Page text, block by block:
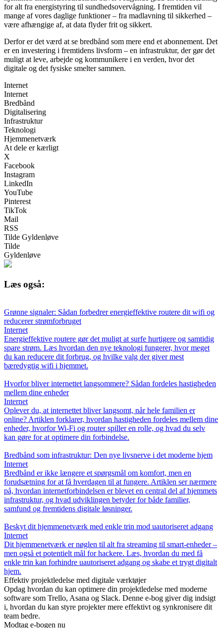
for alt fra energistyring til sundhedsovervågning. I fremtiden vil
mange af vores daglige funktioner – fra madlavning til sikkerhed –
være afhængige af, at data flyder frit og sikkert.
Derfor er det værd at se bredbånd som mere end et abonnement. Det
er en investering i fremtidens livsform – en infrastruktur, der gør det
muligt at leve, arbejde og kommunikere i en verden, hvor det
digitale og det fysiske smelter sammen.
Internet
Internet
Bredbånd
Digitalisering
Infrastruktur
Teknologi
Hjemmenetværk
At dele er kærligt
X
Facebook
Instagram
LinkedIn
YouTube
Pinterest
TikTok
Mail
RSS
Tilde Gyldenløve
Tilde
Gyldenløve
Læs også:
Grønne signaler: Sådan forbedrer energieffektive routere dit wifi og
reducerer strømforbruget
Internet
Energieffektive routere gør det muligt at surfe hurtigere og samtidig
spare strøm. Læs hvordan den nye teknologi fungerer, hvor meget
du kan reducere dit forbrug, og hvilke valg der giver mest
bæredygtig wifi i hjemmet.
Hvorfor bliver internettet langsommere? Sådan fordeles hastigheden
mellem dine enheder
Internet
Oplever du, at internettet bliver langsomt, når hele familien er
online? Artiklen forklarer, hvordan hastigheden fordeles mellem dine
enheder, hvorfor Wi-Fi og router spiller en rolle, og hvad du selv
kan gøre for at optimere din forbindelse.
Bredbånd som infrastruktur: Den nye livsnerve i det moderne hjem
Internet
Bredbånd er ikke længere et spørgsmål om komfort, men en
forudsætning for at få hverdagen til at fungere. Artiklen ser nærmere
på, hvordan internetforbindelsen er blevet en central del af hjemmets
infrastruktur, og hvad udviklingen betyder for både familier,
samfund og fremtidens digitale løsninger.
Beskyt dit hjemmenetværk med enkle trin mod uautoriseret adgang
Internet
Dit hjemmenetværk er nøglen til alt fra streaming til smart-enheder –
men også et potentielt mål for hackere. Læs, hvordan du med få
enkle trin kan forhindre uautoriseret adgang og skabe et trygt digitalt
hjem.
Effektiv projektledelse med digitale værktøjer
Opdag hvordan du kan optimere din projektledelse med moderne
software som Trello, Asana og Slack. Denne e-bog giver dig indsigt
i, hvordan du kan styre projekter mere effektivt og synkronisere dit
team bedre.
Modtag e-bogen nu